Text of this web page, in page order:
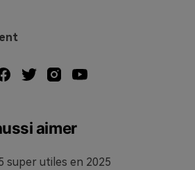
aimer
super utiles en 2025